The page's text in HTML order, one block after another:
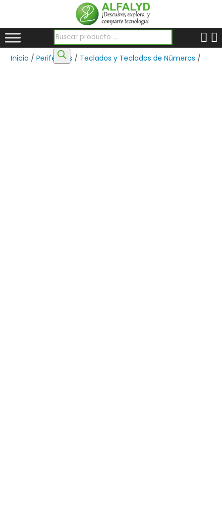
Búsqueda de productos
Inicio /Periféricos / Teclados y Teclados de Números /